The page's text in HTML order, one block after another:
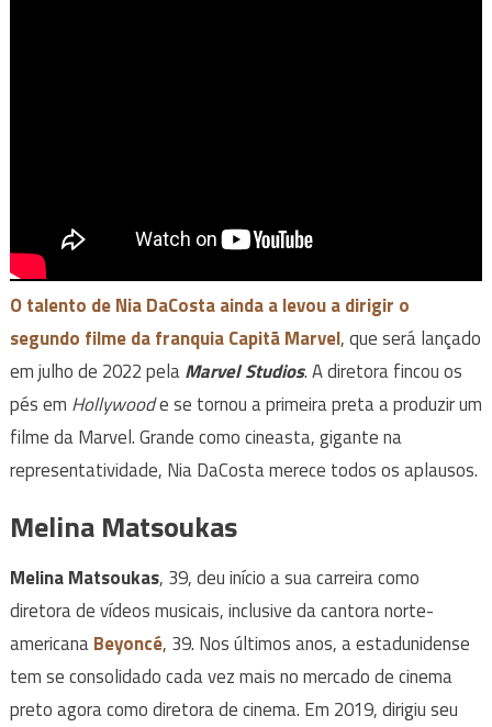
O talento de Nia DaCosta ainda a levou a dirigir o
segundo filme da franquia Capitã Marvel, que será lançado
em julho de 2022 pelaMarvel Studios. A diretora fincou os
pés em Hollywoode se tornou a primeira preta a produzir um
filme da Marvel. Grande como cineasta, gigante na
representatividade, Nia DaCosta merece todos os aplausos.
Melina Matsoukas
Melina Matsoukas, 39, deu início a sua carreira como
diretora de vídeos musicais, inclusive da cantora norte-
americanaBeyoncé, 39. Nos últimos anos, a estadunidense
tem se consolidado cada vez mais no mercado de cinema
preto agora como diretora de cinema. Em 2019, dirigiu seu